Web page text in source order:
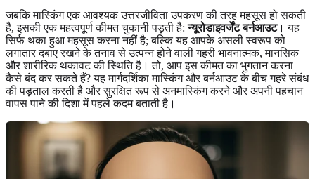
जबकि मास्किंग एक आवश्यक उत्तरजीविता उपकरण की तरह महसूस हो सकती
है, इसकी एक महत्वपूर्ण कीमत चुकानी पड़ती है:न्यूरोडाइवर्जेंट बर्नआउट। यह
सिर्फ थका हुआ महसूस करना नहीं है; बल्कि यह आपके असली स्वरूप को
लगातार दबाए रखने के तनाव से उत्पन्न होने वाली गहरी भावनात्मक, मानसिक
और शारीरिक थकावट की स्थिति है। तो, आप इस कीमत का भुगतान करना
कैसे बंद कर सकते हैं? यह मार्गदर्शिका मास्किंग और बर्नआउट के बीच गहरे संबंध
की पड़ताल करती है और सुरक्षित रूप से अनमास्किंग करने और अपनी पहचान
वापस पाने की दिशा में पहले कदम बताती है।